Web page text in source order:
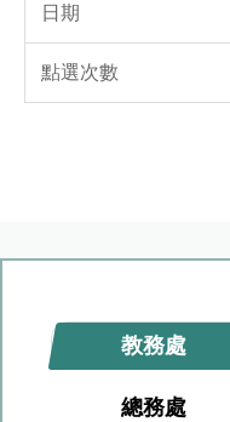
教務處
總務處